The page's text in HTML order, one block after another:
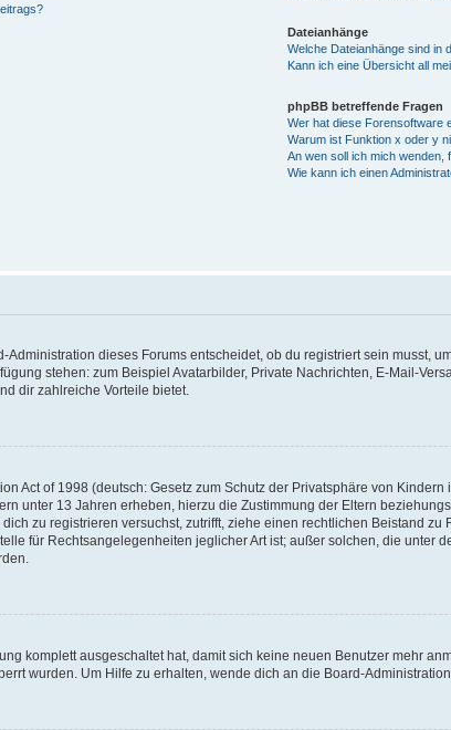
Dateianhänge
Welche Dateianhänge sind in
Kann ich eine Übersicht all
phpBB betreffende Fragen
Wer hat diese Forensoftware
Warum ist Funktion x oder y
An wen soll ich mich
Wie kann ich einen
dieses Forums entscheidet, ob du registriert sein musst,
stehen: zum Beispiel Avatarbilder, Private Nachrichten, E-Mail-
dir zahlreiche Vorteile bietet.
Act of 1998 (deutsch: Gesetz zum Schutz der Privatsphäre von
unter 13 Jahren erheben, hierzu die Zustimmung der Eltern
zu registrieren versuchst, zutrifft, ziehe einen rechtlichen Beistand
für Rechtsangelegenheiten jeglicher Art ist; außer solchen, die unter
komplett ausgeschaltet hat, damit sich keine neuen Benutzer mehr
wurden. Um Hilfe zu erhalten, wende dich an die Board-Administration.